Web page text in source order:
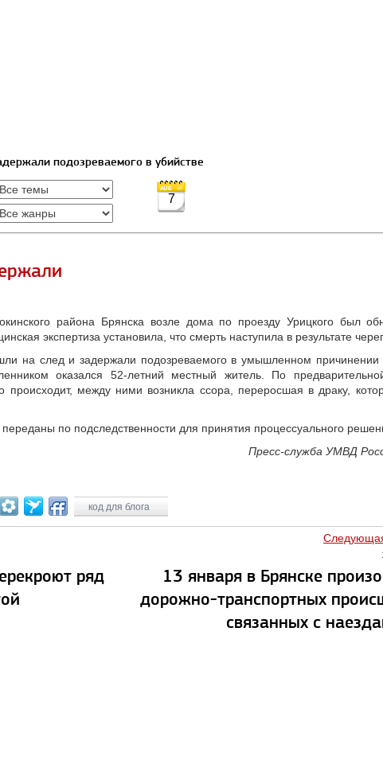
подозреваемого в убийстве
7
района Брянска возле дома по проезду Урицкого был
экспертиза установила, что смерть наступила в результате
на след и задержали подозреваемого в умышленном причинении
оказался 52-летний местный житель. По
происходит, между ними возникла ссора, переросшая в драку,
по подследственности для принятия процессуального
Пресс-служба УМВД
код для блога
ряд
13 января в Брянске
дорожно-транспортных
связанных с